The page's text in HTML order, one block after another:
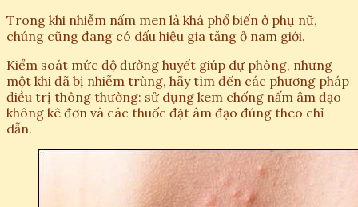
Trong khi nhiễm nấm men là khá phổ biến ở phụ nữ,
chúng cũng đang có dấu hiệu gia tăng ở nam giới.
Kiểm soát mức độ đường huyết giúp dự phòng, nhưng
một khi đã bị nhiễm trùng, hãy tìm đến các phương pháp
điều trị thông thường: sử dụng kem chống nấm âm đạo
không kê đơn và các thuốc đặt âm đạo đúng theo chỉ
dẫn.